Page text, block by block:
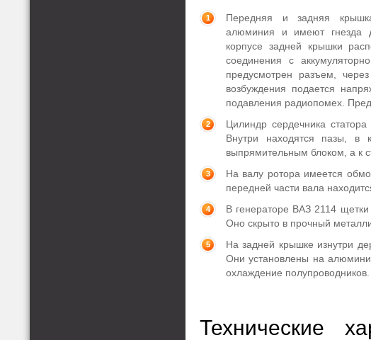
Передняя и задняя
алюминия и имеют гнезда
корпусе задней крышки
соединения с
предусмотрен разъем,
возбуждения подается
подавления радиопомех.
Цилиндр сердечника
Внутри находятся пазы, в
выпрямительным блоком, а к
На валу ротора имеется
передней части вала
В генераторе ВАЗ 2114
Оно скрыто в прочный
На задней крышке изнутри
Они установлены на
охлаждение полупроводников.
Технические